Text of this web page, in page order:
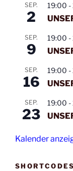
Mittwoch
Mittwoch
Mittwoch
SEP.
2
19:00 -
SEP.
9
19:00 -
SEP.
16
19:00 -
SEP.
23
19:00 -
Kalender